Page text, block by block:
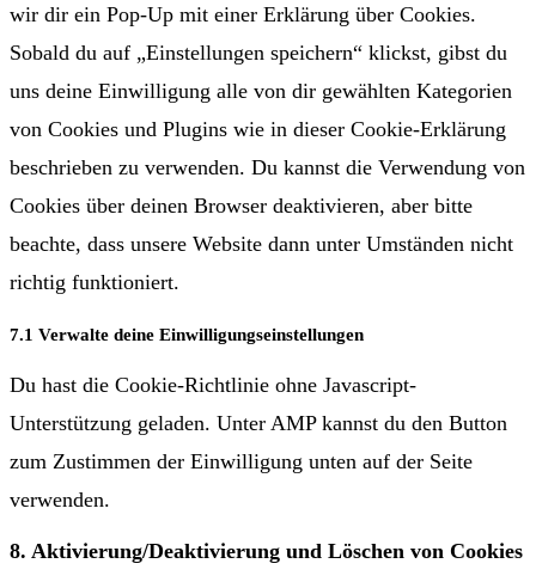
wir dir ein Pop-Up mit einer Erklärung über Cookies.
Sobald du auf „Einstellungen speichern“ klickst, gibst du
uns deine Einwilligung alle von dir gewählten Kategorien
von Cookies und Plugins wie in dieser Cookie-Erklärung
beschrieben zu verwenden. Du kannst die Verwendung von
Cookies über deinen Browser deaktivieren, aber bitte
beachte, dass unsere Website dann unter Umständen nicht
richtig funktioniert.
7.1 Verwalte deine Einwilligungseinstellungen
Du hast die Cookie-Richtlinie ohne Javascript-
Unterstützung geladen. Unter AMP kannst du den Button
zum Zustimmen der Einwilligung unten auf der Seite
verwenden.
8. Aktivierung/Deaktivierung und Löschen von Cookies